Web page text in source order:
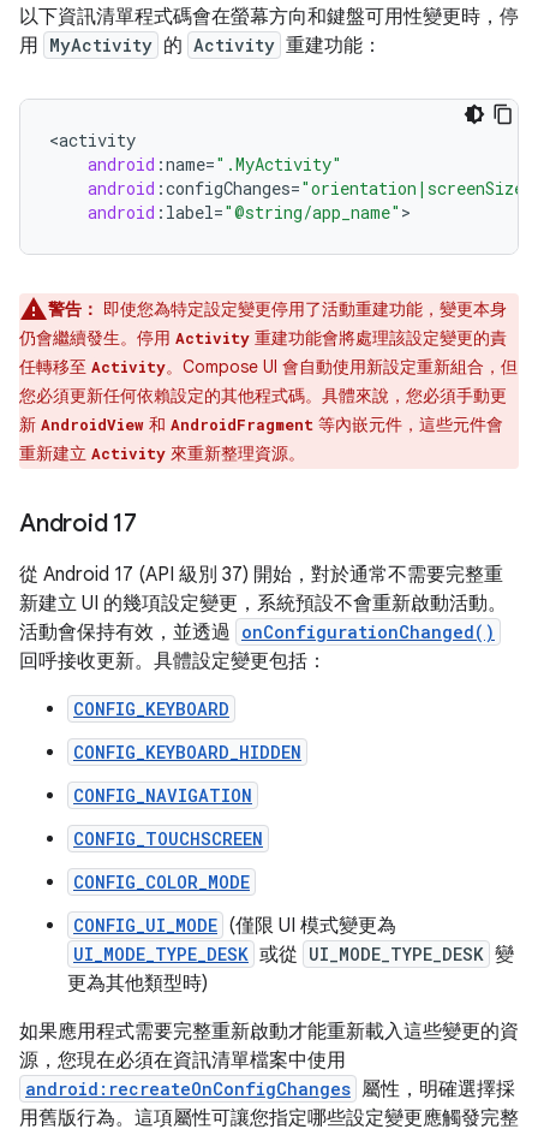
以下資訊清單程式碼會在螢幕方向和鍵盤可用性變更時，停
用 MyActivity 的 Activity 重建功能：
<activity
android :name=".MyActivity"
android :configChanges=
android : label="@string/app_name"
警告： 即使您為特定設定變更停用了活動重建功能，變更本身
仍會繼續發生。停用 Activity 重建功能會將處理該設定變更的責
任轉移至 Activity。Compose UI 會自動使用新設定重新組合，但
您必須更新任何依賴設定的其他程式碼。具體來說，您必須手動更
新 AndroidView 和 AndroidFragment 等內嵌元件，這些元件會
重新建立 Activity 來重新整理資源。
Android 17
從 Android 17 (API 級別 37) 開始，對於通常不需要完整重
新建立 UI 的幾項設定變更，系統預設不會重新啟動活動。
活動會保持有效，並透過 onConfigurationChanged()
回呼接收更新。具體設定變更包括：
CONFIG_KEYBOARD
CONFIG_KEYBOARD_HIDDEN
CONFIG_NAVIGATION
CONFIG_TOUCHSCREEN
CONFIG_COLOR_MODE
CONFIG_UI_MODE (僅限 UI 模式變更為
UI_MODE_TYPE_DESK 或從 UI_MODE_TYPE_DESK 變
更為其他類型時)
如果應用程式需要完整重新啟動才能重新載入這些變更的資
源，您現在必須在資訊清單檔案中使用
android:recreateOnConfigChanges 屬性，明確選擇採
用舊版行為。這項屬性可讓您指定哪些設定變更應觸發完整